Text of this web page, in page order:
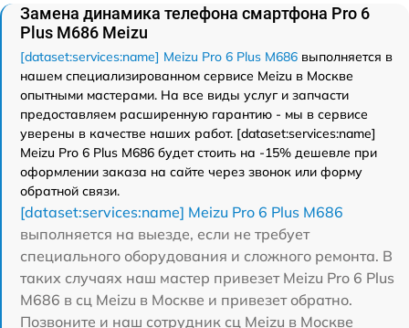
Замена динамика телефона смартфона Pro 6
Plus M686 Meizu
[dataset:services:name] Meizu Pro 6 Plus M686 выполняется в
нашем специализированном сервисе Meizu в Москве
опытными мастерами. На все виды услуг и запчасти
предоставляем расширенную гарантию - мы в сервисе
уверены в качестве наших работ. [dataset:services:name]
Meizu Pro 6 Plus M686 будет стоить на -15% дешевле при
оформлении заказа на сайте через звонок или форму
обратной связи.
[dataset:services:name] Meizu Pro 6 Plus M686
выполняется на выезде, если не требует
специального оборудования и сложного ремонта. В
таких случаях наш мастер привезет Meizu Pro 6 Plus
M686 в сц Meizu в Москве и привезет обратно.
Позвоните и наш сотрудник сц Meizu в Москве